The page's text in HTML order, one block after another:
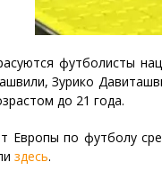
футболисты
Зурико
до 21 года.
Европы по футболу
здесь.